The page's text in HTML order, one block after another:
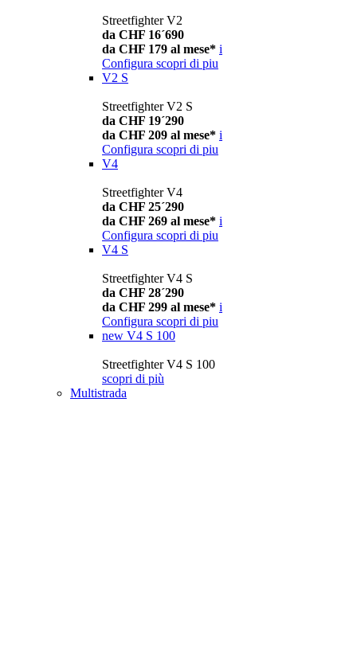
Streetfighter V2
da CHF 16´690
da CHF 179 al mese* i
Configura scopri di piu
V2 S
Streetfighter V2 S
da CHF 19´290
da CHF 209 al mese* i
Configura scopri di piu
V4
Streetfighter V4
da CHF 25´290
da CHF 269 al mese* i
Configura scopri di piu
V4 S
Streetfighter V4 S
da CHF 28´290
da CHF 299 al mese* i
Configura scopri di piu
new V4 S 100
Streetfighter V4 S 100
scopri di più
Multistrada